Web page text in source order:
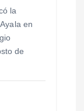
la
en
de